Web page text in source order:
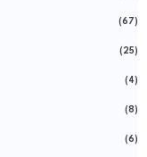
(67)
(25)
(4)
(8)
(6)